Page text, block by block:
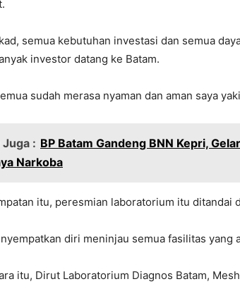
semua kebutuhan investasi dan semua
investor datang ke Batam.
sudah merasa nyaman dan aman saya
Juga : BP Batam Gandeng BNN Kepri,
Narkoba
itu, peresmian laboratorium itu ditandai
diri meninjau semua fasilitas yang
itu, Dirut Laboratorium Diagnos Batam,